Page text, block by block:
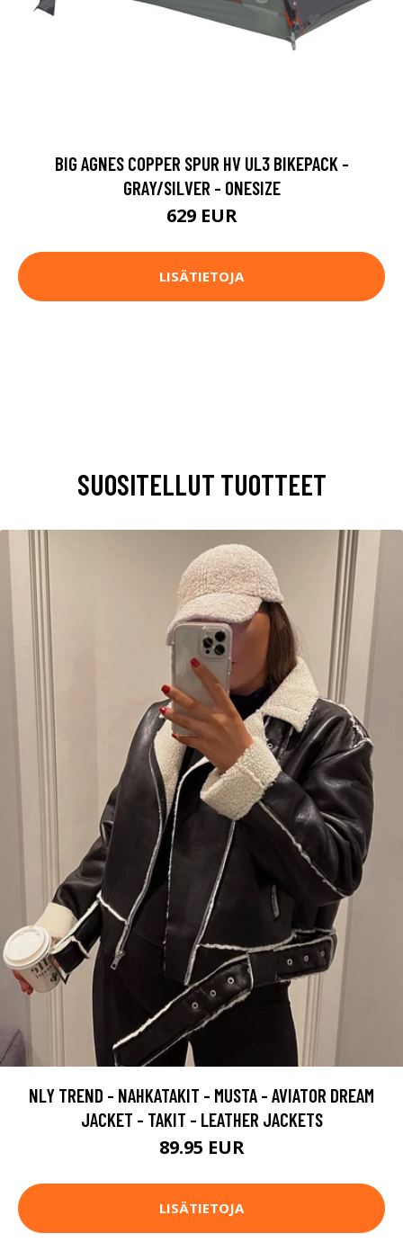
BIG AGNES COPPER SPUR HV UL3 BIKEPACK -
GRAY/SILVER - ONESIZE
629 EUR
LISÄTIETOJA
SUOSITELLUT TUOTTEET
NLY TREND - NAHKATAKIT - MUSTA - AVIATOR DREAM
JACKET - TAKIT - LEATHER JACKETS
89.95 EUR
LISÄTIETOJA